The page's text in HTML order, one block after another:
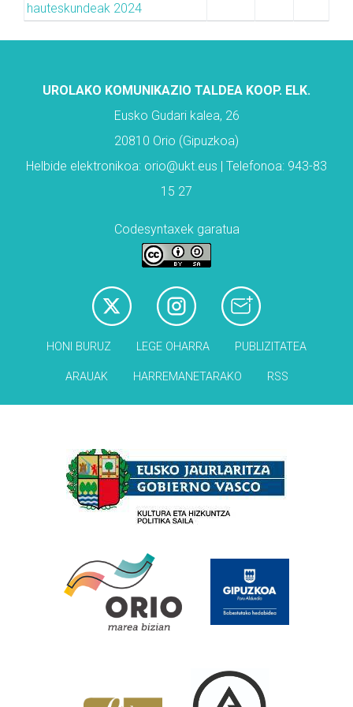
hauteskundeak 2024
UROLAKO KOMUNIKAZIO TALDEA KOOP. ELK.
Eusko Gudari kalea, 26
20810 Orio (Gipuzkoa)
Helbide elektronikoa: orio@ukt.eus | Telefonoa: 943-83
15 27
Codesyntaxek garatua
HONI BURUZ LEGE OHARRA PUBLIZITATEA
ARAUAK HARREMANETARAKO RSS